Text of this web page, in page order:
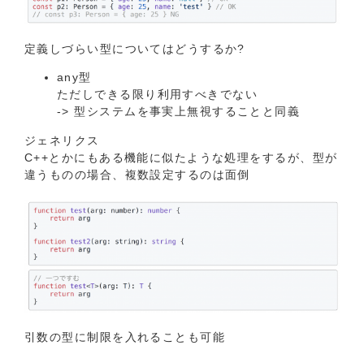
定義しづらい型についてはどうするか?
any型
ただしできる限り利⽤すべきでない
-> 型システムを事実上無視することと同義
ジェネリクス
C++とかにもある機能に似たような処理をするが、型が
違うものの場合、複数設定するのは⾯倒
引数の型に制限を⼊れることも可能